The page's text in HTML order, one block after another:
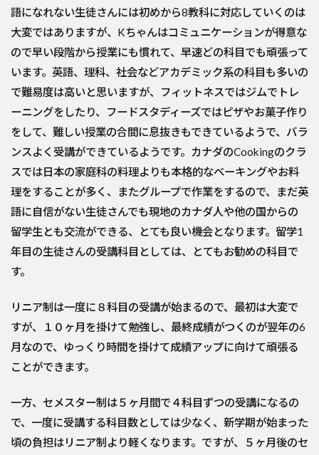
語になれない生徒さんには初めから8教科に対応していくのは
大変ではありますが、Kちゃんはコミュニケーションが得意な
ので早い段階から授業にも慣れて、早速どの科目でも頑張って
います。英語、理科、社会などアカデミック系の科目も多いの
で難易度は高いと思いますが、フィットネスではジムでトレ
ーニングをしたり、フードスタディーズではピザやお菓子作り
をして、難しい授業の合間に息抜きもできているようで、バラ
ンスよく受講ができているようです。カナダのCookingのクラ
スでは日本の家庭科の料理よりも本格的なベーキングやお料
理をすることが多く、またグループで作業をするので、まだ英
語に自信がない生徒さんでも現地のカナダ人や他の国からの
留学生とも交流ができる、とても良い機会となります。留学1
年目の生徒さんの受講科目としては、とてもお勧めの科目で
す。
リニア制は一度に８科目の受講が始まるので、最初は大変で
すが、１０ヶ月を掛けて勉強し、最終成績がつくのが翌年の6
月なので、ゆっくり時間を掛けて成績アップに向けて頑張る
ことができます。
一方、セメスター制は５ヶ月間で４科目ずつの受講になるの
で、一度に受講する科目数としては少なく、新学期が始まった
頃の負担はリニア制より軽くなります。ですが、５ヶ月後のセ